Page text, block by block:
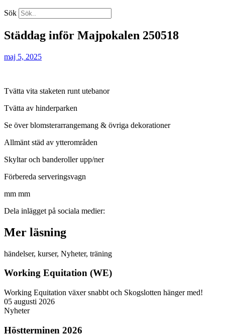
Sök
Städdag inför Majpokalen 250518
maj 5, 2025
Tvätta vita staketen runt utebanor
Tvätta av hinderparken
Se över blomsterarrangemang & övriga dekorationer
Allmänt städ av ytterområden
Skyltar och banderoller upp/ner
Förbereda serveringsvagn
mm mm
Dela inlägget på sociala medier:
Mer läsning
händelser, kurser, Nyheter, träning
Working Equitation (WE)
Working Equitation växer snabbt och Skogslotten hänger med!
05 augusti 2026
Nyheter
Höstterminen 2026